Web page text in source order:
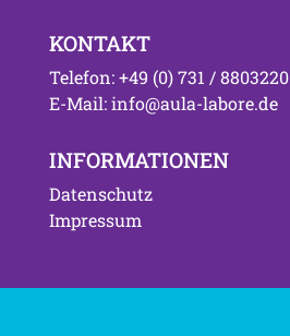
KONTAKT
Telefon: +49 (0) 731 / 8803220
E-Mail: info@aula-labore.de
INFORMATIONEN
Datenschutz
Impressum